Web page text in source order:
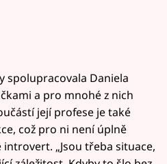
spolupracovala Daniela
a pro mnohé z nich
její profese je také
což pro ni není úplně
„Jsou třeba situace,